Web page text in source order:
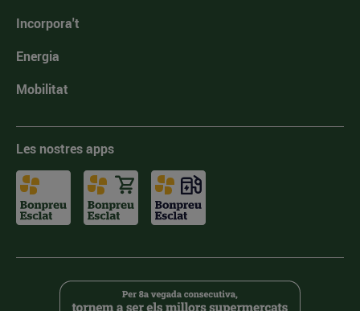
Incorpora't
Energia
Mobilitat
Les nostres apps